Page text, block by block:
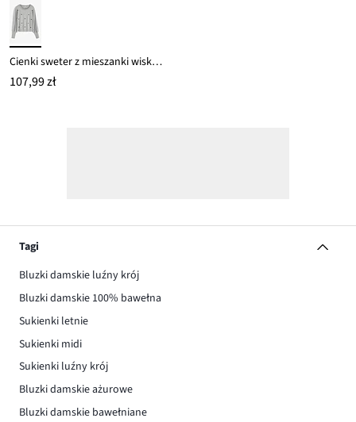
Cienki sweter z mieszanki wiskozy
107,99 zł
Tagi
Bluzki damskie luźny krój
Bluzki damskie 100% bawełna
Sukienki letnie
Sukienki midi
Sukienki luźny krój
Bluzki damskie ażurowe
Bluzki damskie bawełniane